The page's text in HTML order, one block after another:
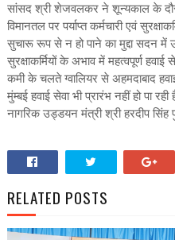
सांसद श्री शेजवलकर ने शून्‍यकाल के
विमानतल पर पर्याप्‍त कर्मचारी एवं
सुचारू रूप से न हो पाने का मुद्दा सदन में
सुरक्षाकर्मियों के अभाव में महत्‍वपूर्ण
कमी के चलते ग्‍वालियर से अहमदाबाद
मुंम्‍बई हवाई सेवा भी प्रारंभ नहीं हो
नागरिक उड्डयन मंत्री श्री हरदीप सिंह
RELATED POSTS